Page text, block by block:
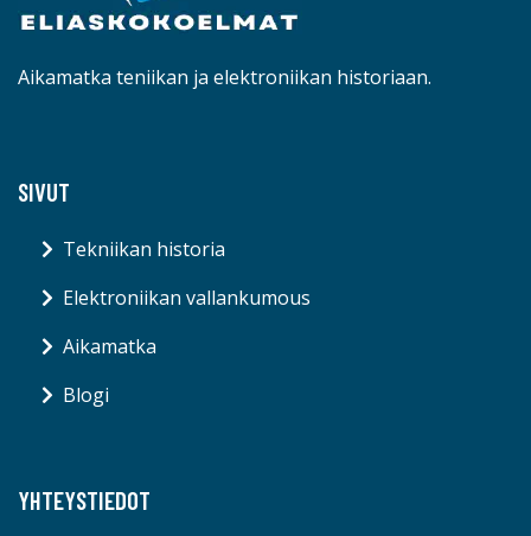
Aikamatka teniikan ja elektroniikan historiaan.
SIVUT
Tekniikan historia
Elektroniikan vallankumous
Aikamatka
Blogi
YHTEYSTIEDOT